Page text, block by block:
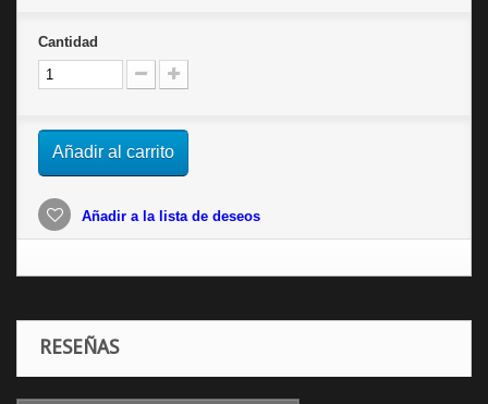
Cantidad
Añadir al carrito
Añadir a la lista de deseos
RESEÑAS